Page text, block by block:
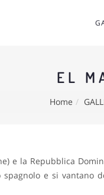
EL
Home
e la Repubblica
e si